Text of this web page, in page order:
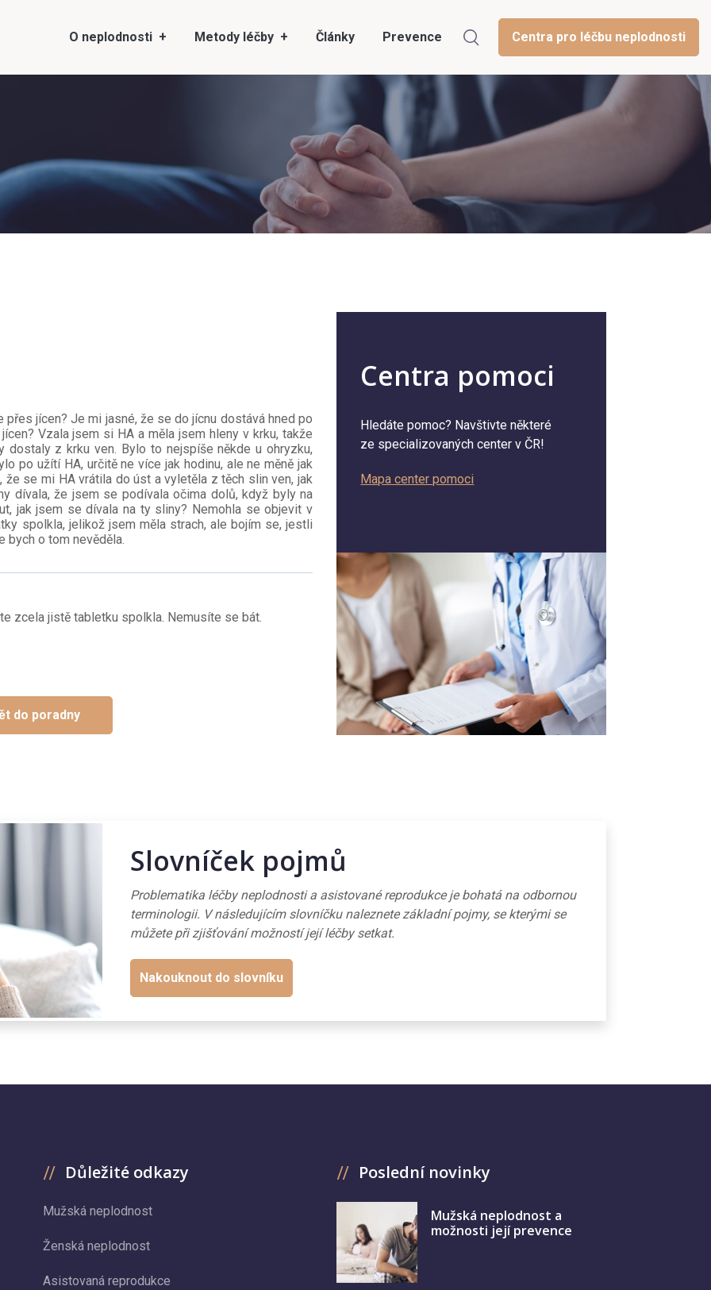
O neplodnosti Metody léčby Články Prevence Centra pro léčbu neplodnosti
jícen? Je mi jasné, že se do jícnu dostává hned po
Vzala jsem si HA a měla jsem hleny v krku, takže
z krku ven. Bylo to nejspíše někde u ohryzku,
po užítí HA, určitě ne více jak hodinu, ale ne měně jak
se mi HA vrátila do úst a vyletěla z těch slin ven, jak
dívala, že jsem se podívala očima dolů, když byly na
jak jsem se dívala na ty sliny? Nemohla se objevit v
spolkla, jelikož jsem měla strach, ale bojím se, jestli
bych o tom nevěděla.
zcela jistě tabletku spolkla. Nemusíte se bát.
do poradny
Centra pomoci
Hledáte pomoc? Navštivte některé
ze specializovaných center v ČR!
Mapa center pomoci
Slovníček pojmů
Problematika léčby neplodnosti a asistované reprodukce je bohatá na odbornou
terminologii. V následujícím slovníčku naleznete základní pojmy, se kterými se
můžete při zjišťování možností její léčby setkat.
Nakouknout do slovníku
Důležité odkazy
Mužská neplodnost
Ženská neplodnost
Asistovaná reprodukce
Poslední novinky
Mužská neplodnost a
možnosti její prevence